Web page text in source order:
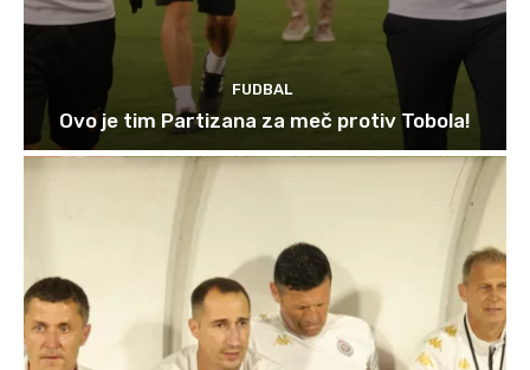
FUDBAL
Ovo je tim Partizana za meč protiv Tobola!